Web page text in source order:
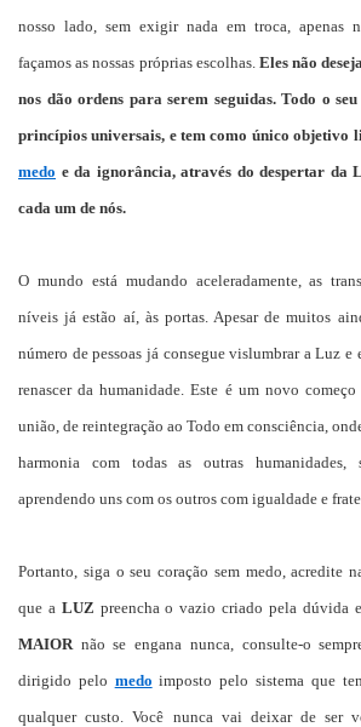
nosso lado, sem exigir nada em troca, apenas
façamos as nossas próprias escolhas. Eles não
nos dão ordens para serem seguidas. Todo o
princípios universais, e tem como único objetivo
medo e da ignorância, através do despertar da
cada um de nós.
O mundo está mudando aceleradamente, as
níveis já estão aí, às portas. Apesar de muitos
número de pessoas já consegue vislumbrar a Luz e
renascer da humanidade. Este é um novo
união, de reintegração ao Todo em consciência,
harmonia com todas as outras humanidades,
aprendendo uns com os outros com igualdade e
Portanto, siga o seu coração sem medo, acredite
que a LUZ preencha o vazio criado pela dúvida
MAIORnão se engana nunca, consulte-o
dirigido pelo medo imposto pelo sistema que
qualquer custo. Você nunca vai deixar de ser